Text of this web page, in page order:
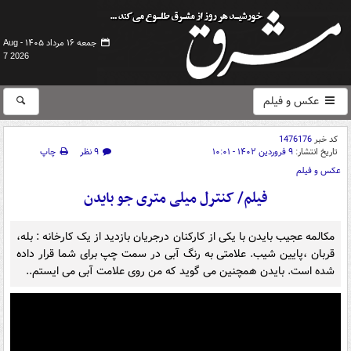
جمعه ۱۶ مرداد ۱۴۰۵ -
Aug
7 2026
عکس و فیلم
کد خبر1476176
تاریخ انتشار: ۹ فروردین ۱۴۰۲ - ۱۰:۰۱ ۹ نظر
چاپ
عکس و فیلم
فیلم/ کنترل میلی متری جو بایدن
مکالمه عجیب بایدن با یکی از کارکنان درجریان بازدید از یک کارخانه : بله،
قربان ،پایین شیب. علامتی به رنگ آبی در سمت چپ برای شما قرار داده
شده است. بایدن همچنین می گوید که من روی علامت آبی می ایستم..